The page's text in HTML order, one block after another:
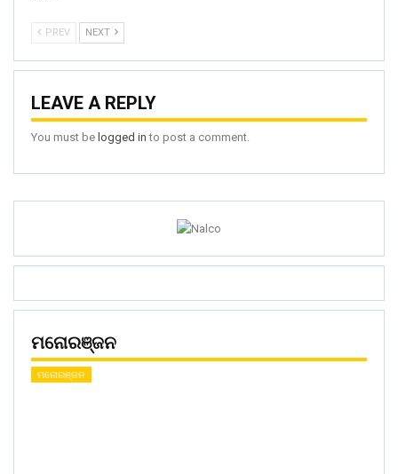
PREV NEXT
LEAVE A REPLY
You must be logged in to post a comment.
ମନୋରଞ୍ଜନ
ମନୋରଞ୍ଜନ